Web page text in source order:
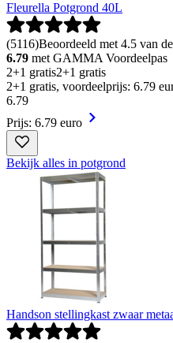
Fleurella Potgrond 40L
(5116)Beoordeeld met 4.5 van
6.79 met GAMMA Voordeelpas
2+1 gratis2+1 gratis
2+1 gratis, voordeelprijs: 6.79
6.79
Prijs: 6.79 euro
Bekijk alles in potgrond
Handson stellingkast zwaar